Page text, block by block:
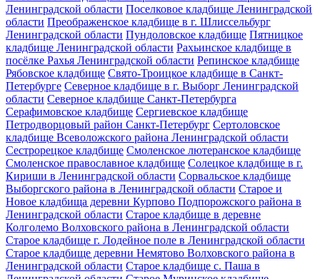
Ленинградской области Поселковое кладбище Ленинградской
области Преображенское кладбище в г. Шлиссельбург
Ленинградской области Пундоловское кладбище Пятницкое
кладбище Ленинградской области Рахьинское кладбище в
посёлке Рахья Ленинградской области Репинское кладбище
Рябовское кладбище Свято-Троицкое кладбище в Санкт-
Петербурге Северное кладбище в г. Выборг Ленинградской
области Северное кладбище Санкт-Петербурга
Серафимовское кладбище Сергиевское кладбище
Петродворцовый район Санкт-Петербург Сертоловское
кладбище Всеволожского района Ленинградской области
Сестрорецкое кладбище Смоленское лютеранское кладбище
Смоленское православное кладбище Солецкое кладбище в г.
Кириши в Ленинградской области Сорвальское кладбище
Выборгского района в Ленинградской области Старое и
Новое кладбища деревни Курпово Подпорожского района в
Ленинградской области Старое кладбище в деревне
Колголемо Волховского района в Ленинградской области
Старое кладбище г. Лодейное поле в Ленинградской области
Старое кладбище деревни Немятово Волховского района в
Ленинградской области Старое кладбище с. Паша в